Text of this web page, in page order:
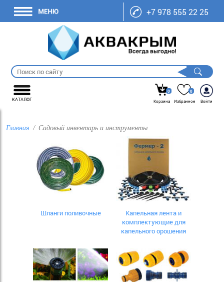
+7 978 555 22 25
КАТАЛОГ
0
Корзина
0
Избранное
Войти
Главная Садовый инвентарь и инструменты
Шланги поливочные
Капельная лента и
комплектующие для
капельного орошения